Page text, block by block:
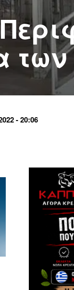
- 20:06